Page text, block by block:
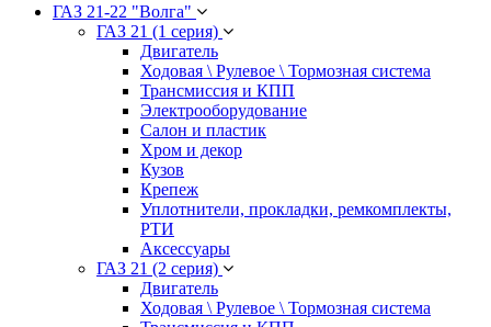
ГАЗ 21-22 "Волга"
ГАЗ 21 (1 серия)
Двигатель
Ходовая \ Рулевое \ Тормозная система
Трансмиссия и КПП
Электрооборудование
Салон и пластик
Хром и декор
Кузов
Крепеж
Уплотнители, прокладки, ремкомплекты,
РТИ
Аксессуары
ГАЗ 21 (2 серия)
Двигатель
Ходовая \ Рулевое \ Тормозная система